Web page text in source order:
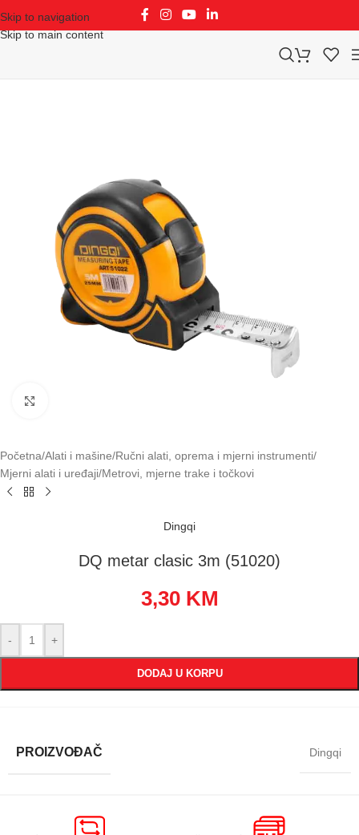
Skip to navigation
Skip to main content
Početna/Alati i mašine/Ručni alati, oprema i mjerni instrumenti/
Mjerni alati i uređaji/Metrovi, mjerne trake i točkovi
Dingqi
DQ metar clasic 3m (51020)
3,30 KM
- +
DODAJ U KORPU
PROIZVOĐAČ Dingqi